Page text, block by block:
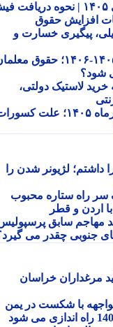
فیش حقوقی بازنشستگان تامین اجتماعی ۱۴۰۵ | نحوه دریافت فیش
حقوق
پیگیری خسارت و
حکم حقوقی نومعلمان در سال تحصیلی ۱۴۰۵-۱۴۰۶؛ حقوق معلمان
سامانه خرید لاستیک دولتی،
کسر از حقوق بازنشستگان کشوری در تیرماه ۱۴۰۵؛ علت کسورات
لژیونر شدن را
راه ستاره محبوب
و قطر
سابق پرسپولیس
چقدر می گیرد؟
خراسان
با شکست در یمن